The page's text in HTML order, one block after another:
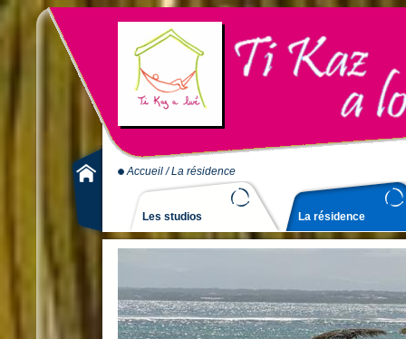
Accueil/ La résidence
Les studios La résidence
La résidence